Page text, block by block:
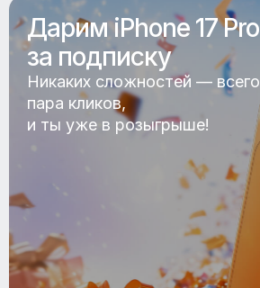
Дарим iPhone 17 Pro
за подписку
Никаких сложностей — всего
пара кликов,
и ты уже в розыгрыше!